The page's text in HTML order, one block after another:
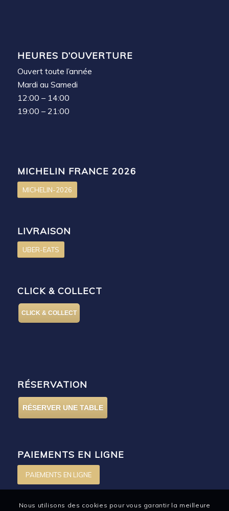
HEURES D’OUVERTURE
Ouvert toute l’année
Mardi au Samedi
12:00 – 14:00
19:00 – 21:00
MICHELIN FRANCE 2026
MICHELIN-2026
LIVRAISON
UBER-EATS
CLICK & COLLECT
CLICK & COLLECT
RÉSERVATION
RÉSERVER UNE TABLE
PAIEMENTS EN LIGNE
PAIEMENTS EN LIGNE
Nous utilisons des cookies pour vous garantir la meilleure